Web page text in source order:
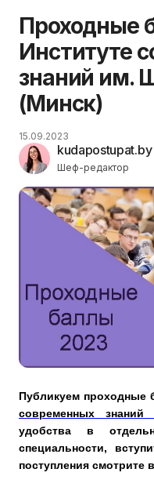
Проходные
Институте
знаний им.
(Минск)
kudapostupat.by
Шеф-редактор
15.09.2023
Публикуем проходные
современных
удобства в
специальности,
поступления смотрите